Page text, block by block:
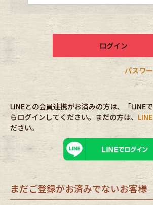
年代から探す
メンズ商品カテゴリーから
Tops Outer
Bottoms Fafatt
レディース商品カテゴリーか
Outer One
ログイン
パスワ
LINEとの会員連携がお済みの方は、「LINE
らログインしてください。まだの方は、
ださい。
まだご登録がお済みでないお客様